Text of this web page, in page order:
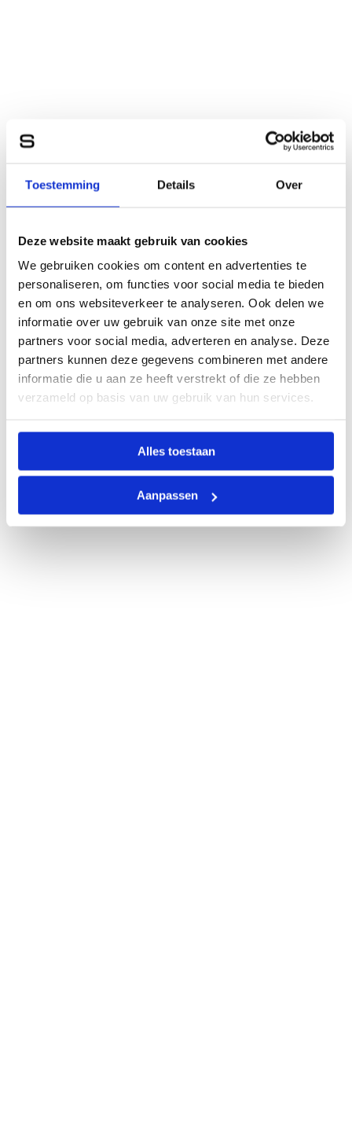
Toestemming Details Over
Deze website maakt gebruik van cookies
We gebruiken cookies om content en advertenties te
personaliseren, om functies voor social media te bieden
en om ons websiteverkeer te analyseren. Ook delen we
informatie over uw gebruik van onze site met onze
partners voor social media, adverteren en analyse. Deze
partners kunnen deze gegevens combineren met andere
informatie die u aan ze heeft verstrekt of die ze hebben
verzameld op basis van uw gebruik van hun services.
Alles toestaan
Aanpassen